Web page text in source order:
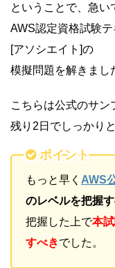
ということで、急い
AWS認定資格試験
[アソシエイト]の
模擬問題を解きまし
こちらは公式のサン
残り2日でしっかり
ポイント
もっと早く AWS
のレベルを把握
把握した上で本
すべきでした。